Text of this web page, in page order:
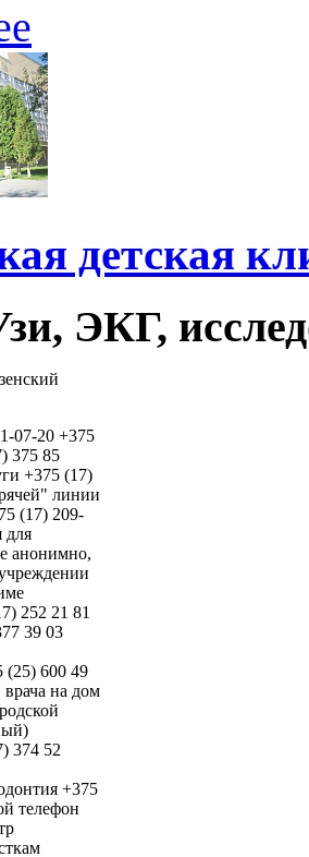
детская
ЭКГ,
07-20 +375
375 85
+375 (17)
линии
(17) 209-
для
анонимно,
252 21 81
39 03
(25) 600 49
на дом
374 52
+375
телефон